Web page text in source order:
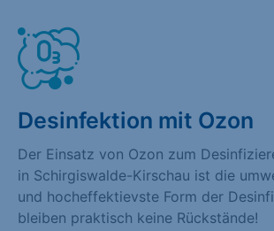
Desinfektion mit Ozon
Der Einsatz von Ozon zum
in Schirgiswalde-Kirschau ist die
und hocheffektievste Form der
bleiben praktisch keine Rückstände!